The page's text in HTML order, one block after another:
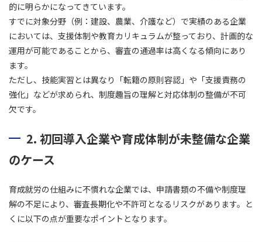
的に明らかになってきています。
すでに対象分野（例：建設、農業、介護など）で実績のある企業
においては、支援体制や教育カリキュラムが整っており、計画的な
運用が可能であることから、審査の通過率は高くなる傾向にあり
ます。
ただし、技能実習とは異なり「転籍の原則容認」や「支援責務の
強化」などが求められ、制度趣旨の理解と対応体制の整備が不可
欠です。
2. 初回導入企業や育成体制が未整備な企業
のケース
育成就労の仕組みに不慣れな企業では、申請書類の不備や制度理
解の不足により、審査長期化や不許可となるリスクがあります。と
くに以下の点が重要なポイントとなります。